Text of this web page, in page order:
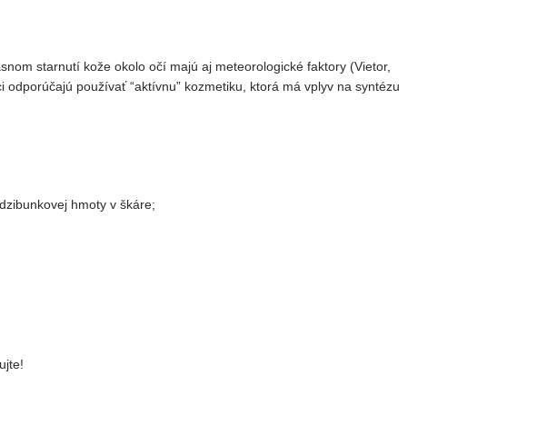
starnutí kože okolo očí majú aj meteorologické faktory (Vietor,
odporúčajú používať “aktívnu” kozmetiku, ktorá má vplyv na syntézu
hmoty v škáre;